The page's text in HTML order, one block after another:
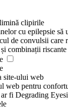
clipirile
cu epilepsie să
de convulsii care
combinații
site-ului web
web pentru
fi Degrading